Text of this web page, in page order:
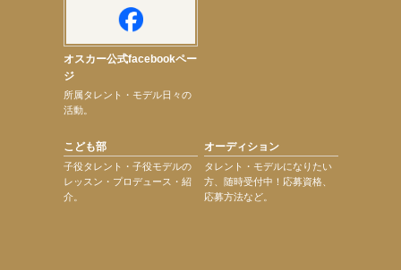
オスカー公式facebookペー
ジ
所属タレント・モデル日々の
活動。
こども部
子役タレント・子役モデルの
レッスン・プロデュース・紹
介。
オーディション
タレント・モデルになりたい
方、随時受付中！応募資格、
応募方法など。